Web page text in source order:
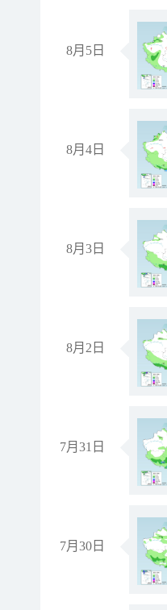
8月5日
8月4日
8月3日
8月2日
7月31日
7月30日